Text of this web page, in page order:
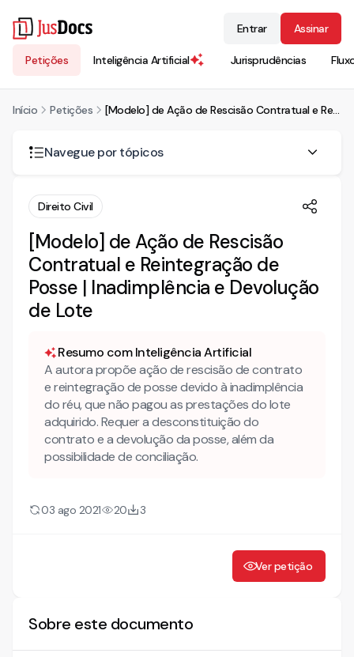
Petições Inteligência Artificial Jurisprudências
Entrar Assinar
Início Petições [Modelo] de Ação de Rescisão Contratual e Reintegração de Posse | Inadimplência e Devolução de Lote
Navegue por tópicos
AÇÃO DE RESCISÃO DE CONTRATO CUMULADA COM AÇÃO
DE REINTEGRAÇÃO DE POSSE
DA RESCISÃO DO CONTRATO
Direito Civil
[Modelo] de Ação de Rescisão
Contratual e Reintegração de
Posse | Inadimplência e Devolução
de Lote
Resumo com Inteligência Artificial
A autora propõe ação de rescisão de contrato
e reintegração de posse devido à inadimplência
do réu, que não pagou as prestações do lote
adquirido. Requer a desconstituição do
contrato e a devolução da posse, além da
possibilidade de conciliação.
03 ago 2021 20 3
Ver petição
Sobre este documento